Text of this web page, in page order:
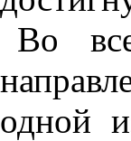
Во
одной